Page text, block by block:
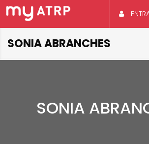
SONIA ABRANCHES
SONIA